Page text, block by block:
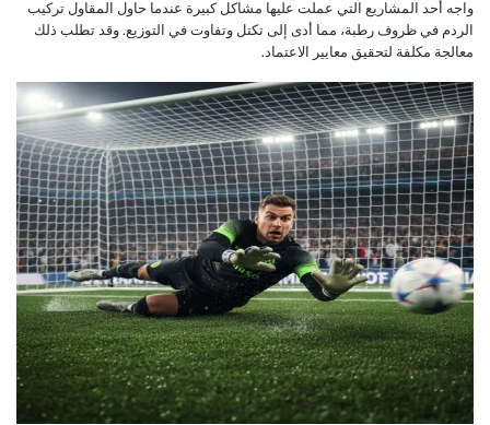
واجه أحد المشاريع التي عملت عليها مشاكل كبيرة عندما حاول المقاول تركيب
الردم في ظروف رطبة، مما أدى إلى تكتل وتفاوت في التوزيع. وقد تطلب ذلك
معالجة مكلفة لتحقيق معايير الاعتماد.